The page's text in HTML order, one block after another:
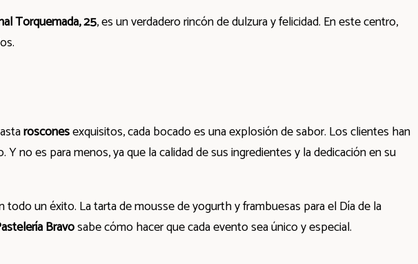
Torquemada, 25, es un verdadero rincón de dulzura y felicidad. En este centro,
rosconesexquisitos, cada bocado es una explosión de sabor. Los clientes han
no es para menos, ya que la calidad de sus ingredientes y la dedicación en su
un éxito. La tarta de mousse de yogurth y frambuesas para el Día de la
Bravosabe cómo hacer que cada evento sea único y especial.